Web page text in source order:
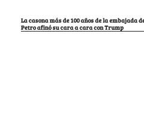
La casona más de 100 años de la embajada
Petro afinó su cara a cara con Trump